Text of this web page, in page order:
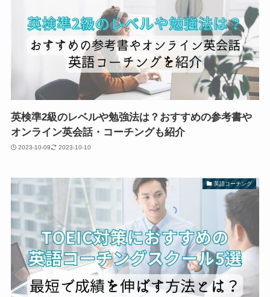
英検準2級のレベルや勉強法は？おすすめの参考書や
オンライン英会話・コーチングも紹介
2023-10-09 2023-10-10
英語コーチング